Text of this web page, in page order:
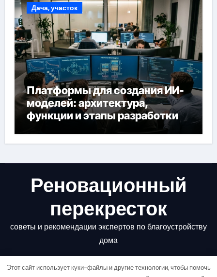
Дача, участок
Платформы для создания ИИ-
моделей: архитектура,
функции и этапы разработки
Реновационный
перекресток
советы и рекомендации экспертов по благоустройству
дома
Этот сайт использует куки-файлы и другие технологии, чтобы помочь